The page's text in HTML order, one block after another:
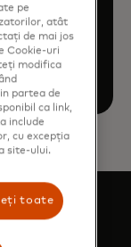
pe
atât
de mai jos
Cookie-uri
modifica
partea de
ca link,
include
cu excepția
site-ului.
toate